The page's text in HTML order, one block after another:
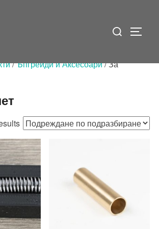
Search
/Ъпгрейди и Аксесоари/ За